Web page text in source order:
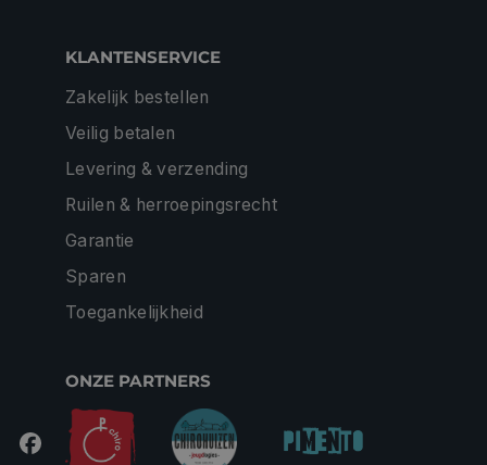
KLANTENSERVICE
Zakelijk bestellen
Veilig betalen
Levering & verzending
Ruilen & herroepingsrecht
Garantie
Sparen
Toegankelijkheid
ONZE PARTNERS